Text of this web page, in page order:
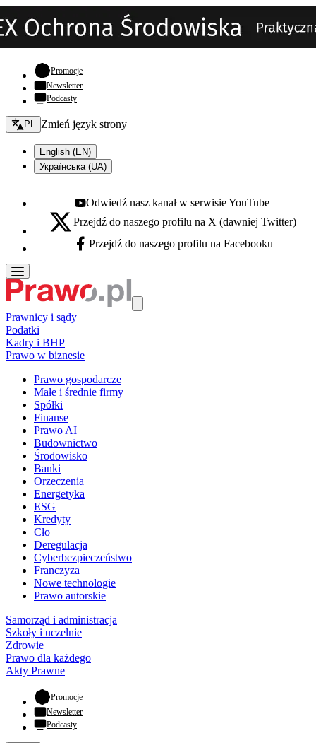
Promocje- otwiera się w nowej karcie
Newsletter
Podcasty
Zmień język - bieżący:
PL Zmień język strony
English (EN)
Українська (UA)
Youtube - otwiera się w nowej karcie
Odwiedź nasz kanał w serwisie YouTube
X - otwiera się w nowej karcie
Przejdź do naszego profilu na X (dawniej Twitter)
Facebook - otwiera się w nowej karcie
Przejdź do naszego profilu na Facebooku
Prawnicy i sądy
Podatki
Kadry i BHP
Prawo w biznesie
Prawo gospodarcze
Małe i średnie firmy
Spółki
Finanse
Prawo AI
Budownictwo
Środowisko
Banki
Orzeczenia
Energetyka
ESG
Kredyty
Cło
Deregulacja
Cyberbezpieczeństwo
Franczyza
Nowe technologie
Prawo autorskie
Samorząd i administracja
Szkoły i uczelnie
Zdrowie
Prawo dla każdego
Akty Prawne
Promocje- otwiera się w nowej karcie
Newsletter
Podcasty